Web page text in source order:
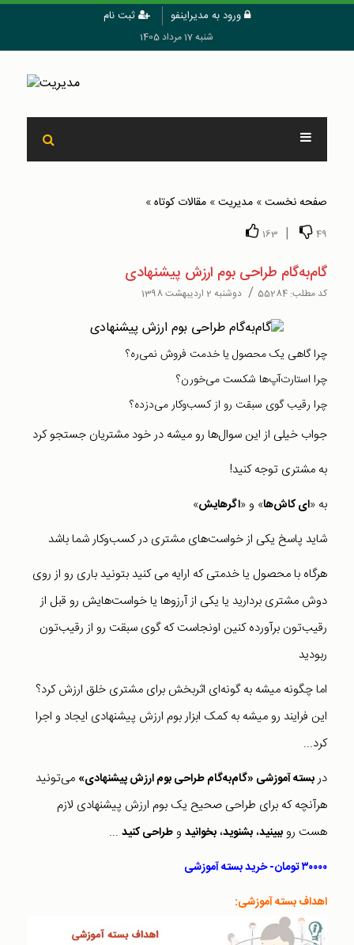
ورود به مدیراینفو ثبت نام
شنبه 17 مرداد 1405
صفحه نخست» مدیریت» مقالات کوتاه»
49
|
163
گام‌به‌گام طراحی بوم ارزش پیشنهادی
کد مطلب: 55284
/ دوشنبه 2 اردیبهشت 1398
چرا گاهی یک محصول یا خدمت‌ فروش نمی‌ره؟
چرا استارت‌آپ‌‌ها شکست می‌خورن؟
چرا رقیب گوی سبقت رو از کسب‌وکار می‌دزده؟
جواب خیلی از این سوال‌ها رو میشه در خود مشتریان جستجو کرد
به مشتری توجه کنید!
به «ای کاش‌ها» و «اگرهایش»
شاید پاسخ یکی از خواست‌های مشتری در کسب‌و‌کار شما باشد
هرگاه با محصول یا خدمتی که ارایه می کنید بتونید باری رو از روی
دوش مشتری بردارید یا یکی از آرزوها یا خواست‌هایش رو قبل از
رقیب‌تون برآورده کنین اونجاست که گوی سبقت رو از رقیب‌تون
ربودید
اما چگونه میشه به گونه‌ای اثربخش برای مشتری خلق ارزش کرد؟
این فرایند رو میشه به کمک ابزار بوم ارزش پیشنهادی ایجاد و اجرا
کرد...
دربسته آموزشی «گام‌به‌گام طراحی بوم ارزش پیشنهادی» می‌تونید
هرآنچه که برای طراحی صحیح یک بوم ارزش پیشنهادی لازم
هست روببینید، بشنوید، بخوانیدوطراحی کنید...
۳۰۰۰۰ تومان- خرید بسته آموزشی
اهداف بسته آموزشی: